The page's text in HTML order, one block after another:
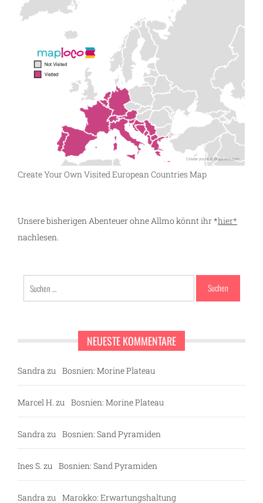
Create Your Own Visited European Countries Map
Unsere bisherigen Abenteuer ohne Allmo könnt ihr *hier*
nachlesen.
nach:
NEUESTE KOMMENTARE
Sandra zu Bosnien: Morine Plateau
Marcel H. zu Bosnien: Morine Plateau
Sandra zu Bosnien: Sand Pyramiden
Ines S. zu Bosnien: Sand Pyramiden
Sandra zu Marokko: Erwartungshaltung